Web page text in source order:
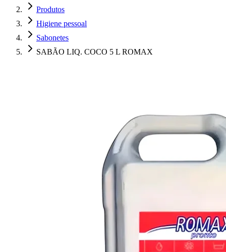
Produtos
Higiene pessoal
Sabonetes
SABÃO LIQ. COCO 5 L ROMAX